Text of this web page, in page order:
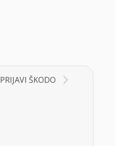
PRIJAVI ŠKODO